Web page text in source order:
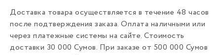
Доставка товара осуществляется в течение 48 часов
после подтверждения заказа. Оплата наличными или
через платежные системы на сайте. Стоимость
доставки 30 000 Сумов. При заказе от 500 000 Сумов